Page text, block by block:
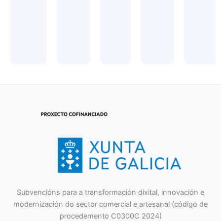
Subvencións para a transformación dixital, innovación e
modernización do sector comercial e artesanal (código de
procedemento C0300C 2024)